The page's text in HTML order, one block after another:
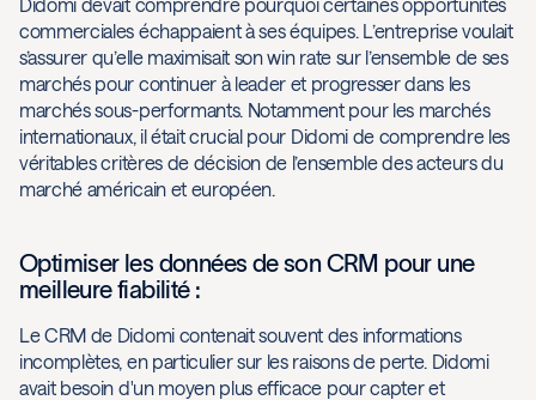
commerciales échappaient à ses équipes. L’entreprise voulait
s’assurer qu’elle maximisait son win rate sur l’ensemble de ses
marchés pour continuer à leader et progresser dans les
marchés sous-performants. Notamment pour les marchés
internationaux, il était crucial pour Didomi de comprendre les
véritables critères de décision de l’ensemble des acteurs du
marché américain et européen.
Optimiser les données de son CRM pour une
meilleure fiabilité :
Le CRM de Didomi contenait souvent des informations
incomplètes, en particulier sur les raisons de perte. Didomi
avait besoin d'un moyen plus efficace pour capter et